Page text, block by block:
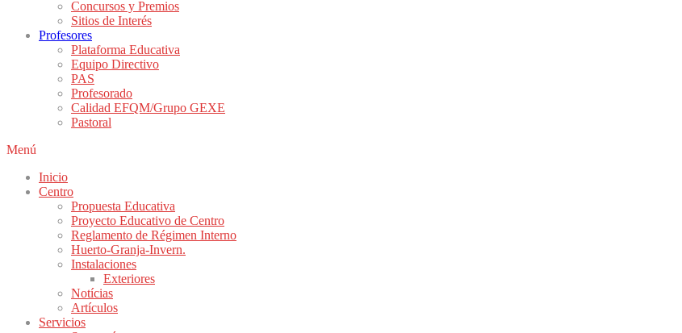
Concursos y Premios
Sitios de Interés
Profesores
Plataforma Educativa
Equipo Directivo
PAS
Profesorado
Calidad EFQM/Grupo GEXE
Pastoral
Menú
Inicio
Centro
Propuesta Educativa
Proyecto Educativo de Centro
Reglamento de Régimen Interno
Huerto-Granja-Invern.
Instalaciones
Exteriores
Notícias
Artículos
Servicios